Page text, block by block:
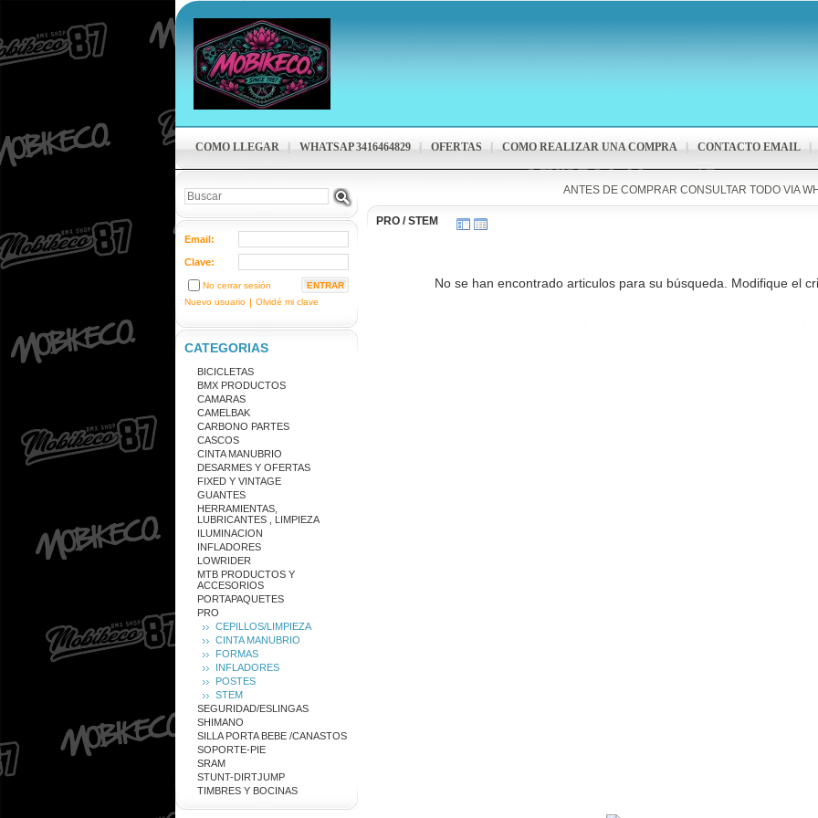
COMO LLEGAR WHATSAP 3416464829 OFERTAS COMO REALIZAR UNA COMPRA CONTACTO EMAIL
Email:
Clave:
No cerrar sesión
Nuevo usuario | Olvidé mi clave
CATEGORIAS
BICICLETAS
BMX PRODUCTOS
CAMARAS
CAMELBAK
CARBONO PARTES
CASCOS
CINTA MANUBRIO
DESARMES Y OFERTAS
FIXED Y VINTAGE
GUANTES
HERRAMIENTAS,
LUBRICANTES , LIMPIEZA
ILUMINACION
INFLADORES
LOWRIDER
MTB PRODUCTOS Y
ACCESORIOS
PORTAPAQUETES
PRO
CEPILLOS/LIMPIEZA
CINTA MANUBRIO
FORMAS
INFLADORES
POSTES
STEM
SEGURIDAD/ESLINGAS
SHIMANO
SILLA PORTA BEBE /CANASTOS
SOPORTE-PIE
SRAM
STUNT-DIRTJUMP
TIMBRES Y BOCINAS
ANTES DE COMPRAR CONSULTAR TODO VIA
PRO /STEM
No se han encontrado articulos para su búsqueda. Modifique el